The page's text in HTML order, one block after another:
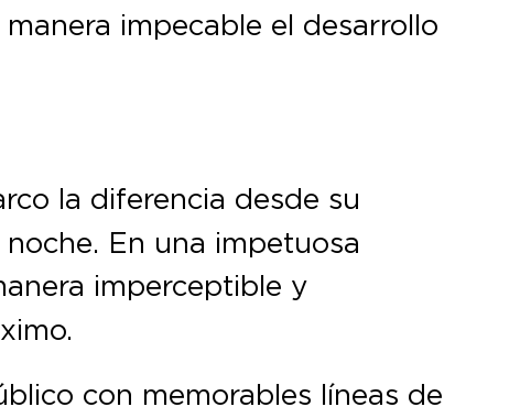
impecable el desarrollo
la diferencia desde su
En una impetuosa
imperceptible y
con memorables líneas de